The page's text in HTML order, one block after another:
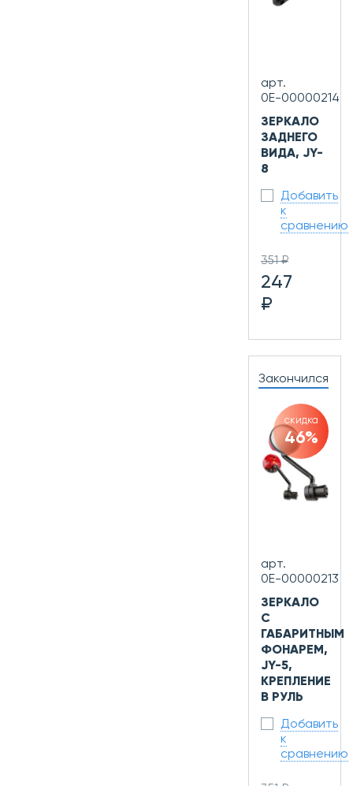
арт.
0Е-00000214
ЗЕРКАЛО
ЗАДНЕГО
ВИДА, JY-
8
Добавить
к
сравнению
351 ₽
247
₽
Закончился
скидка
46%
арт.
0Е-00000213
ЗЕРКАЛО
С
ГАБАРИТНЫМ
ФОНАРЕМ,
JY-5,
КРЕПЛЕНИЕ
В РУЛЬ
Добавить
к
сравнению